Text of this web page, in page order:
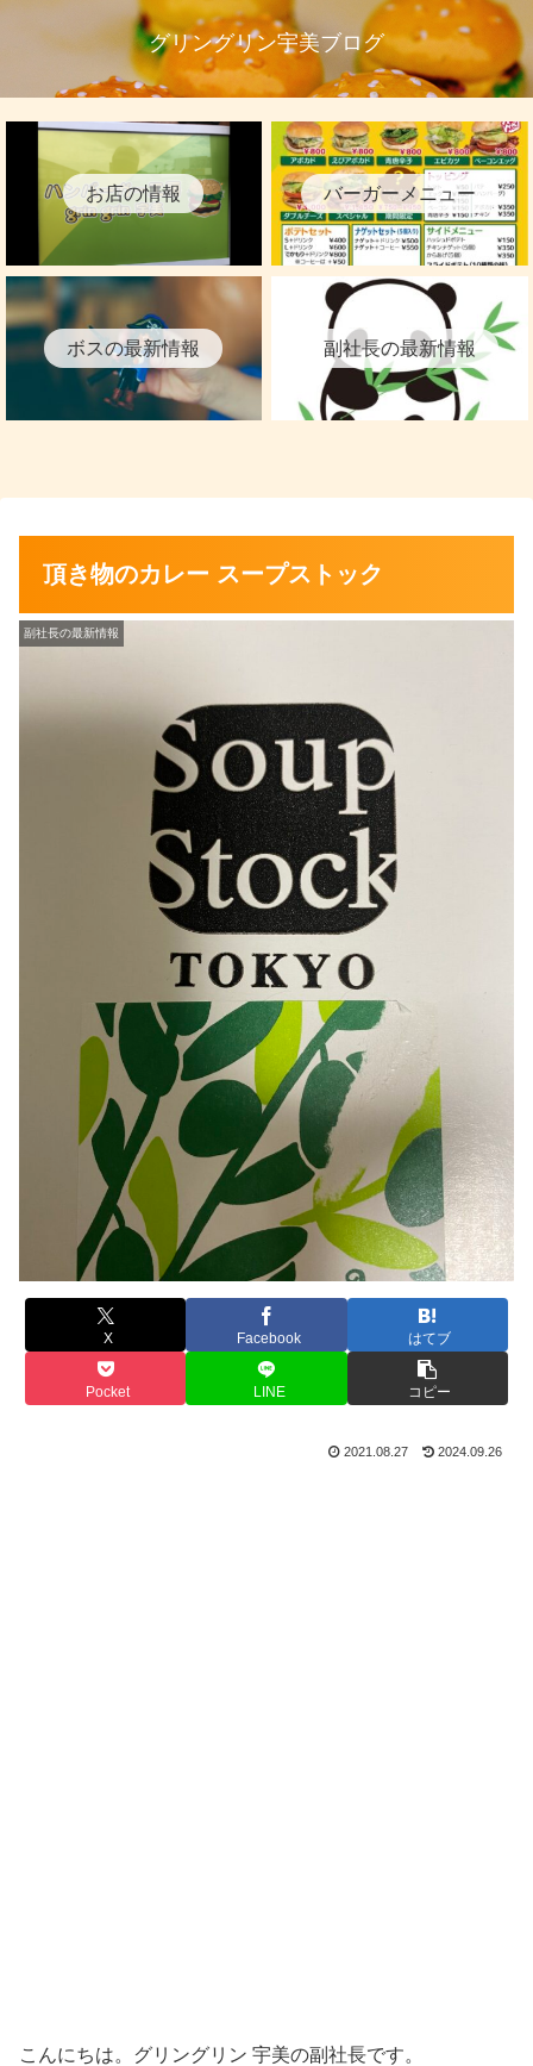
グリングリン宇美ブログ
お店の情報 バーガーメニュー
ボスの最新情報 副社長の最新情報
頂き物のカレー スープストック
副社長の最新情報
X Facebook はてブ
Pocket LINE コピー
2021.08.27 2024.09.26
こんにちは。グリングリン 宇美の副社長です。